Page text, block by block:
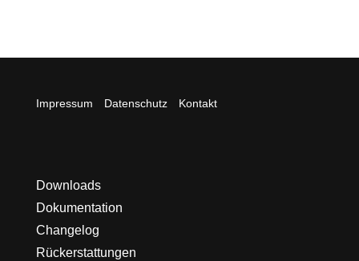
Impressum Datenschutz Kontakt
Downloads
Dokumentation
Changelog
Rückerstattungen